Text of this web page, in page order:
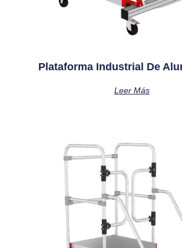
Plataforma Industrial De
Leer Más